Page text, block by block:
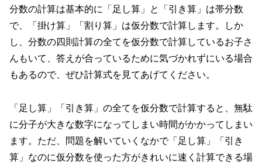
分数の計算は基本的に「足し算」と「引き算」は帯分数
で、「掛け算」「割り算」は仮分数で計算します。しか
し、分数の四則計算の全てを仮分数で計算しているお子さ
んもいて、答えが合っているために気づかれずにいる場合
もあるので、ぜひ計算式を見てあげてください。
「足し算」「引き算」の全てを仮分数で計算すると、無駄
に分子が大きな数字になってしまい時間がかかってしまい
ます。ただ、問題を解いていくなかで「足し算」「引き
算」なのに仮分数を使った方がきれいに速く計算できる場